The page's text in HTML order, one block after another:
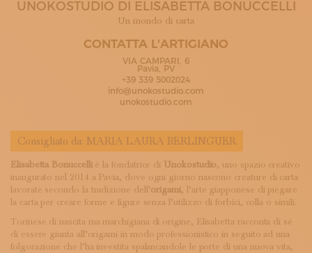
ISCRIVITI ALLA NEWSLETTER
LOGIN
UNOKOSTUDIO DI ELISABETTA BONUCCELLI
Un mondo di carta
CONTATTA L'ARTIGIANO
VIA CAMPARI, 6
Pavia, PV
+39 339 5002024
info@unokostudio.com
unokostudio.com
Consigliato da: MARIA LAURA BERLINGUER
Elisabetta Bonuccelliè la fondatrice di Unokostudio, uno spazio creativo
inaugurato nel 2014 a Pavia, dove ogni giorno nascono creature di carta
lavorate secondo la tradizione dell’origami, l’arte giapponese di piegare
la carta per creare forme e figure senza l’utilizzo di forbici, colla o simili.
Torinese di nascita ma marchigiana di origine, Elisabetta racconta di sé
di essere giunta all’origami in modo professionistico in seguito ad una
folgorazione che l’ha investita spalancandole le porte di una nuova vita,